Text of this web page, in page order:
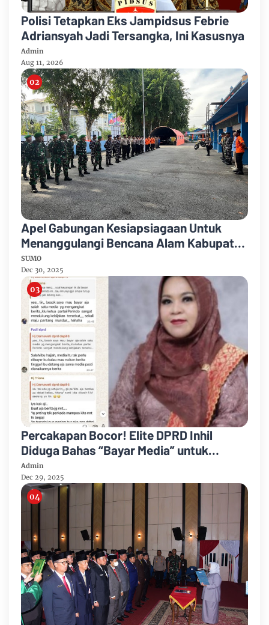
Polisi Tetapkan Eks Jampidsus Febrie
Adriansyah Jadi Tersangka, Ini Kasusnya
Admin
Aug 11, 2026
Apel Gabungan Kesiapsiagaan Untuk
Menanggulangi Bencana Alam Kabupaten
Bengkalis
SUMO
Dec 30, 2025
Percakapan Bocor! Elite DPRD Inhil
Diduga Bahas “Bayar Media” untuk
Dukung Kebijakan
Admin
Dec 29, 2025